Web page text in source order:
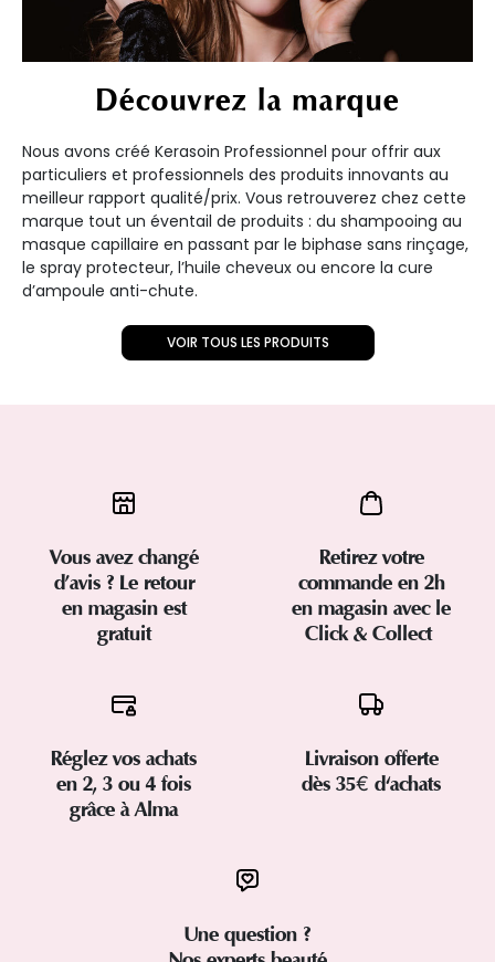
Découvrez la marque
Nous avons créé Kerasoin Professionnel pour offrir aux
particuliers et professionnels des produits innovants au
meilleur rapport qualité/prix. Vous retrouverez chez cette
marque tout un éventail de produits : du shampooing au
masque capillaire en passant par le biphase sans rinçage,
le spray protecteur, l’huile cheveux ou encore la cure
d’ampoule anti-chute.
VOIR TOUS LES PRODUITS
Vous avez changé
d’avis ? Le retour
en magasin est
gratuit
Retirez votre
commande en 2h
en magasin avec le
Click & Collect
Réglez vos achats
en 2, 3 ou 4 fois
grâce à Alma
Livraison offerte
dès 35€ d'achats
Une question ?